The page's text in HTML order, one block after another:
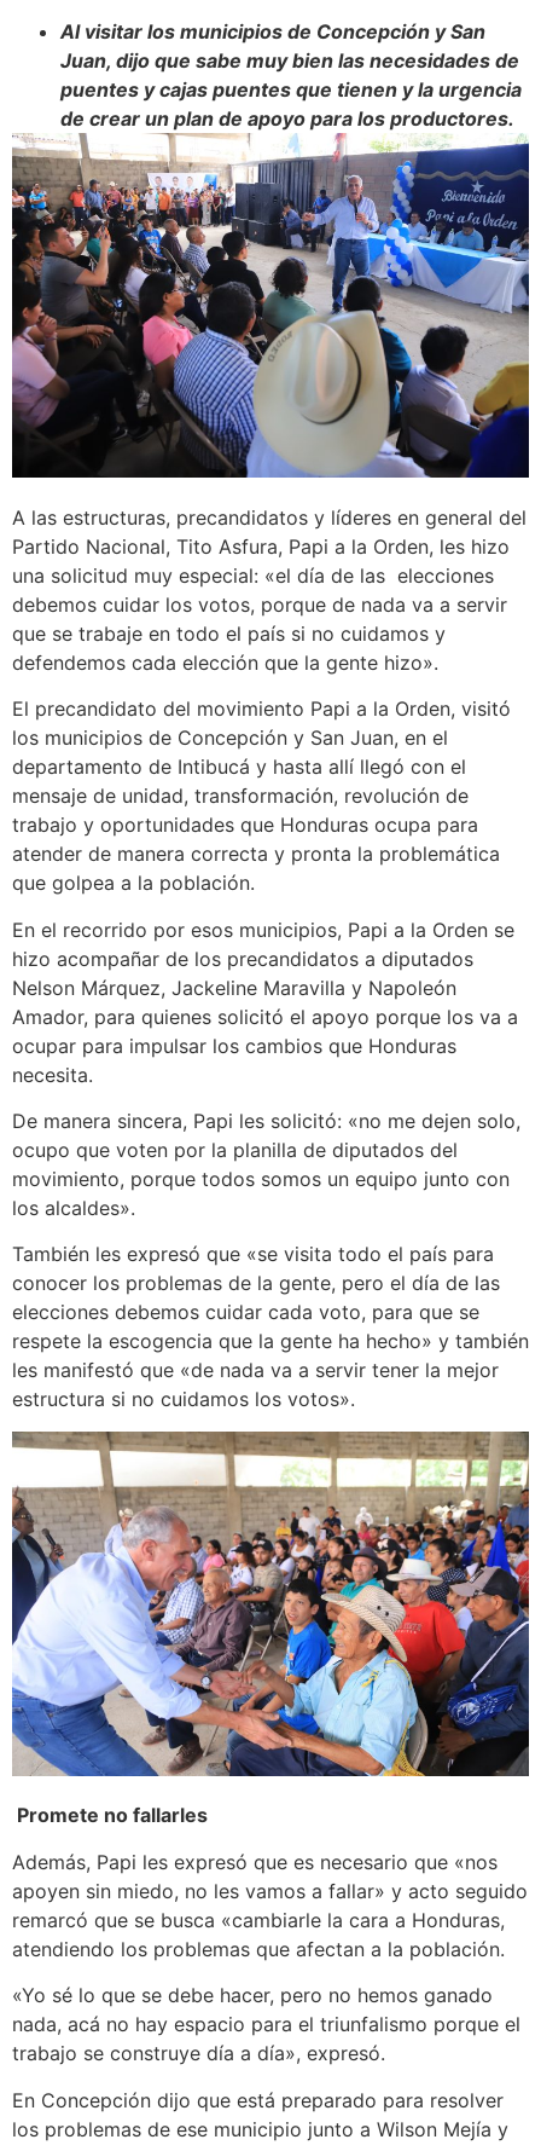
Al visitar los municipios de Concepción y San
Juan, dijo que sabe muy bien las necesidades de
puentes y cajas puentes que tienen y la urgencia
de crear un plan de apoyo para los productores.
A las estructuras, precandidatos y líderes en general del
Partido Nacional, Tito Asfura, Papi a la Orden, les hizo
una solicitud muy especial: «el día de las elecciones
debemos cuidar los votos, porque de nada va a servir
que se trabaje en todo el país si no cuidamos y
defendemos cada elección que la gente hizo».
El precandidato del movimiento Papi a la Orden, visitó
los municipios de Concepción y San Juan, en el
departamento de Intibucá y hasta allí llegó con el
mensaje de unidad, transformación, revolución de
trabajo y oportunidades que Honduras ocupa para
atender de manera correcta y pronta la problemática
que golpea a la población.
En el recorrido por esos municipios, Papi a la Orden se
hizo acompañar de los precandidatos a diputados
Nelson Márquez, Jackeline Maravilla y Napoleón
Amador, para quienes solicitó el apoyo porque los va a
ocupar para impulsar los cambios que Honduras
necesita.
De manera sincera, Papi les solicitó: «no me dejen solo,
ocupo que voten por la planilla de diputados del
movimiento, porque todos somos un equipo junto con
los alcaldes».
También les expresó que «se visita todo el país para
conocer los problemas de la gente, pero el día de las
elecciones debemos cuidar cada voto, para que se
respete la escogencia que la gente ha hecho» y también
les manifestó que «de nada va a servir tener la mejor
estructura si no cuidamos los votos».
Promete no fallarles
Además, Papi les expresó que es necesario que «nos
apoyen sin miedo, no les vamos a fallar» y acto seguido
remarcó que se busca «cambiarle la cara a Honduras,
atendiendo los problemas que afectan a la población.
«Yo sé lo que se debe hacer, pero no hemos ganado
nada, acá no hay espacio para el triunfalismo porque el
trabajo se construye día a día», expresó.
En Concepción dijo que está preparado para resolver
los problemas de ese municipio junto a Wilson Mejía y